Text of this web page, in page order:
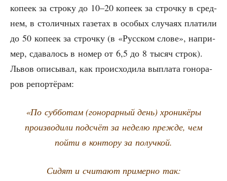
копе­ек за стро­ку до 10–20 копе­ек за строч­ку в сред­
нем, в сто­лич­ных газе­тах в осо­бых слу­ча­ях пла­ти­ли
до 50 копе­ек за строч­ку (в «Рус­ском сло­ве», напри­
мер, сда­ва­лось в номер от 6,5 до 8 тысяч строк).
Львов опи­сы­вал, как про­ис­хо­ди­ла выпла­та гоно­ра­
ров репортёрам:
«По суб­бо­там (гоно­рар­ный день) хро­ни­кё­ры
про­из­во­ди­ли под­счёт за неде­лю преж­де, чем
пой­ти в кон­то­ру за получкой.
Сидят и счи­та­ют при­мер­но так: